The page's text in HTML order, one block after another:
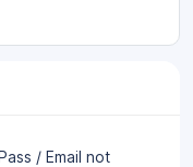
/ Email not